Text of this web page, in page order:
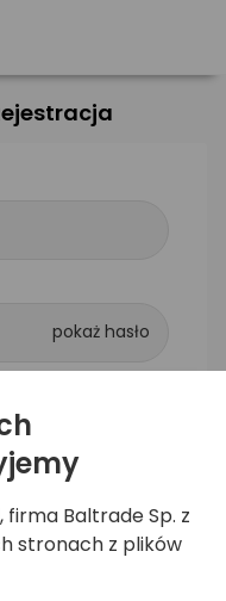
firma Baltrade Sp. z
stronach z plików